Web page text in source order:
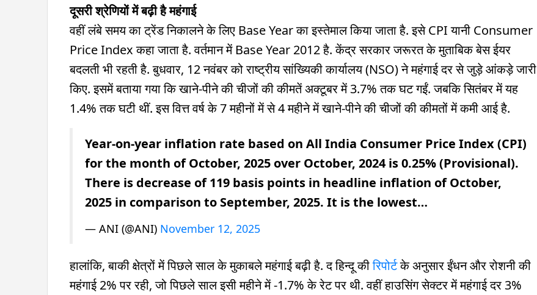
दूसरी श्रेणियों में बढ़ी है महंगाई
वहीं लंबे समय का ट्रेंड निकालने के लिए Base Year का इस्तेमाल किया जाता है. इसे CPI यानी Consumer
Price Index कहा जाता है. वर्तमान में Base Year 2012 है. केंद्र सरकार जरूरत के मुताबिक बेस ईयर
बदलती भी रहती है. बुधवार, 12 नवंबर को राष्ट्रीय सांख्यिकी कार्यालय (NSO) ने महंगाई दर से जुड़े आंकड़े जारी
किए. इसमें बताया गया कि खाने-पीने की चीजों की कीमतें अक्टूबर में 3.7% तक घट गईं. जबकि सितंबर में यह
1.4% तक घटी थीं. इस वित्त वर्ष के 7 महीनों में से 4 महीने में खाने-पीने की चीजों की कीमतों में कमी आई है.
Year-on-year inflation rate based on All India Consumer Price Index (CPI)
for the month of October, 2025 over October, 2024 is 0.25% (Provisional).
There is decrease of 119 basis points in headline inflation of October,
2025 in comparison to September, 2025. It is the lowest…
— ANI (@ANI) November 12, 2025
हालांकि, बाकी क्षेत्रों में पिछले साल के मुकाबले महंगाई बढ़ी है. द हिन्दू कीरिपोर्टके अनुसार ईंधन और रोशनी की
महंगाई 2% पर रही, जो पिछले साल इसी महीने में -1.7% के रेट पर थी. वहीं हाउसिंग सेक्टर में महंगाई दर 3%